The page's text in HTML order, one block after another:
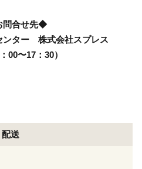
問合せ先◆
ンター 株式会社スプレス
00〜17：30）
配送